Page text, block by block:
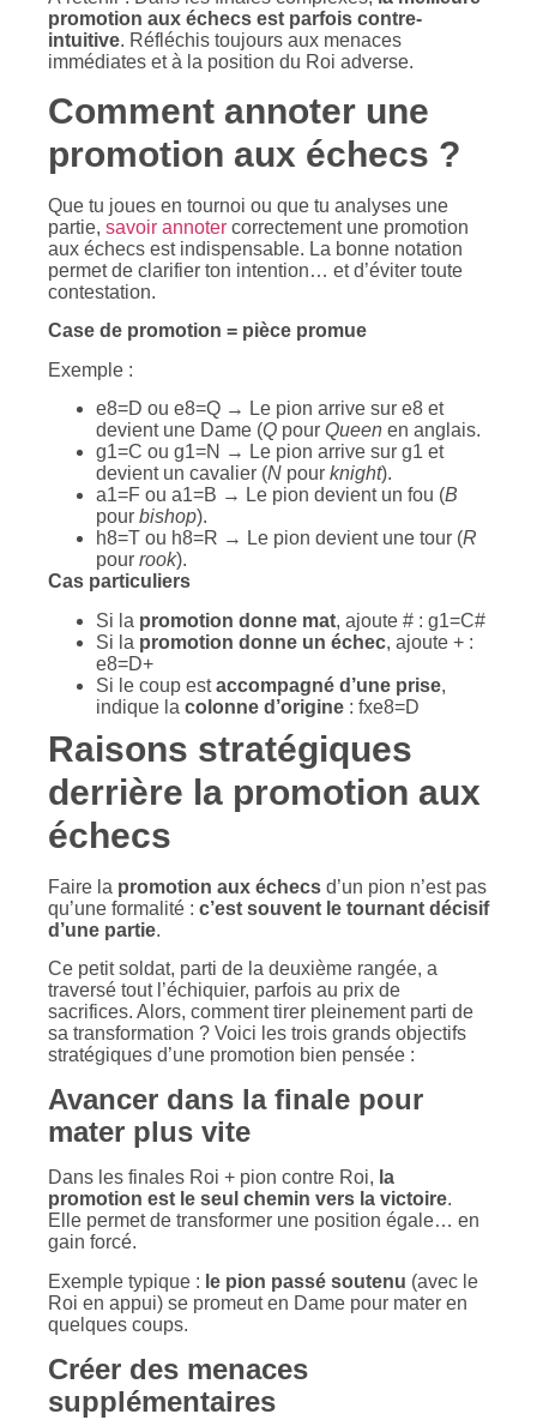
promotion aux échecs est parfois contre-
intuitive. Réfléchis toujours aux menaces
immédiates et à la position du Roi adverse.
Comment annoter une
promotion aux échecs ?
Que tu joues en tournoi ou que tu analyses une
partie, savoir annoter correctement une promotion
aux échecs est indispensable. La bonne notation
permet de clarifier ton intention… et d’éviter toute
contestation.
Case de promotion = pièce promue
Exemple :
e8=D ou e8=Q → Le pion arrive sur e8 et
devient une Dame (Q pour Queen en anglais.
g1=C ou g1=N → Le pion arrive sur g1 et
devient un cavalier (N pour knight).
a1=F ou a1=B → Le pion devient un fou (B
pour bishop).
h8=T ou h8=R → Le pion devient une tour (R
pour rook).
Cas particuliers
Si la promotion donne mat, ajoute # : g1=C#
Si la promotion donne un échec, ajoute + :
e8=D+
Si le coup estaccompagné d’une prise,
indique la colonne d’origine : fxe8=D
Raisons stratégiques
derrière la promotion aux
échecs
Faire la promotion aux échecs d’un pion n’est pas
qu’une formalité : c’est souvent le tournant décisif
d’une partie.
Ce petit soldat, parti de la deuxième rangée, a
traversé tout l’échiquier, parfois au prix de
sacrifices. Alors, comment tirer pleinement parti de
sa transformation ? Voici les trois grands objectifs
stratégiques d’une promotion bien pensée :
Avancer dans la finale pour
mater plus vite
Dans les finales Roi + pion contre Roi, la
promotion est le seul chemin vers la victoire.
Elle permet de transformer une position égale… en
gain forcé.
Exemple typique : le pion passé soutenu (avec le
Roi en appui) se promeut en Dame pour mater en
quelques coups.
Créer des menaces
supplémentaires